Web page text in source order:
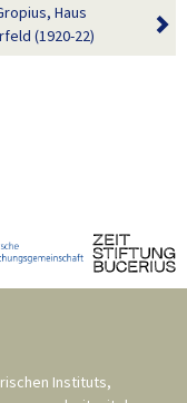
Haus
(1920-22)
Instituts,